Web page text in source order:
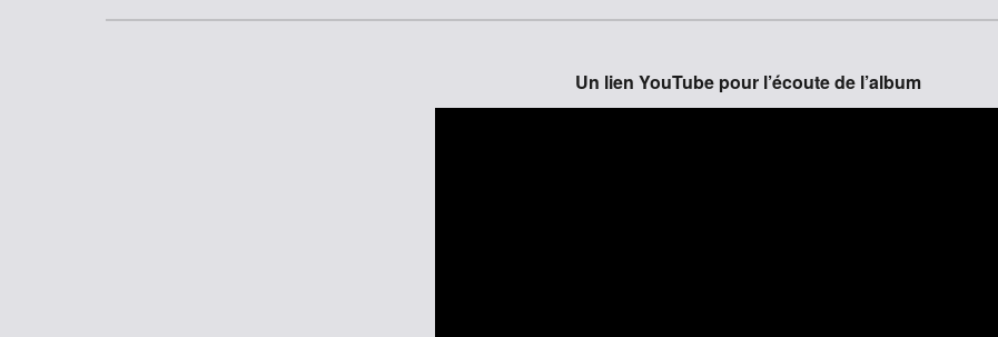
Un lien YouTube pour l’écoute de l’album